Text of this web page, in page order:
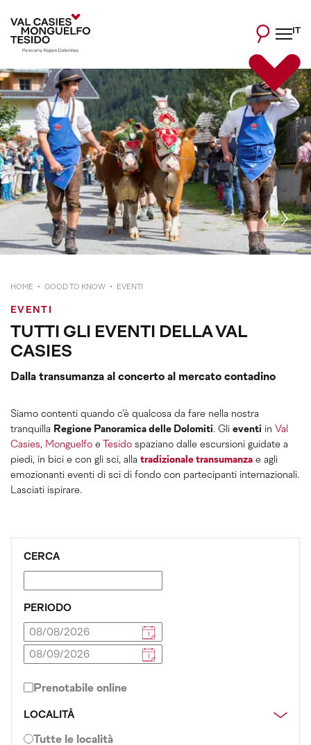
IT
HOME GOOD TO KNOW EVENTI
EVENTI
TUTTI GLI EVENTI DELLA VAL
CASIES
Dalla transumanza al concerto al mercato contadino
Siamo contenti quando c'è qualcosa da fare nella nostra
tranquilla Regione Panoramica delle Dolomiti. Gli eventi in Val
Casies, Monguelfo e Tesido spaziano dalle escursioni guidate a
piedi, in bici e con gli sci, alla tradizionale transumanza e agli
emozionanti eventi di sci di fondo con partecipanti internazionali.
Lasciati ispirare.
CERCA
PERIODO
Prenotabile online
LOCALITÀ
Tutte le località